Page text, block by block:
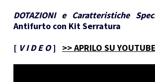
DOTAZIONI e Caratteristiche
Antifurto con Kit Serratura
[ V I D E O] >> APRILO SU